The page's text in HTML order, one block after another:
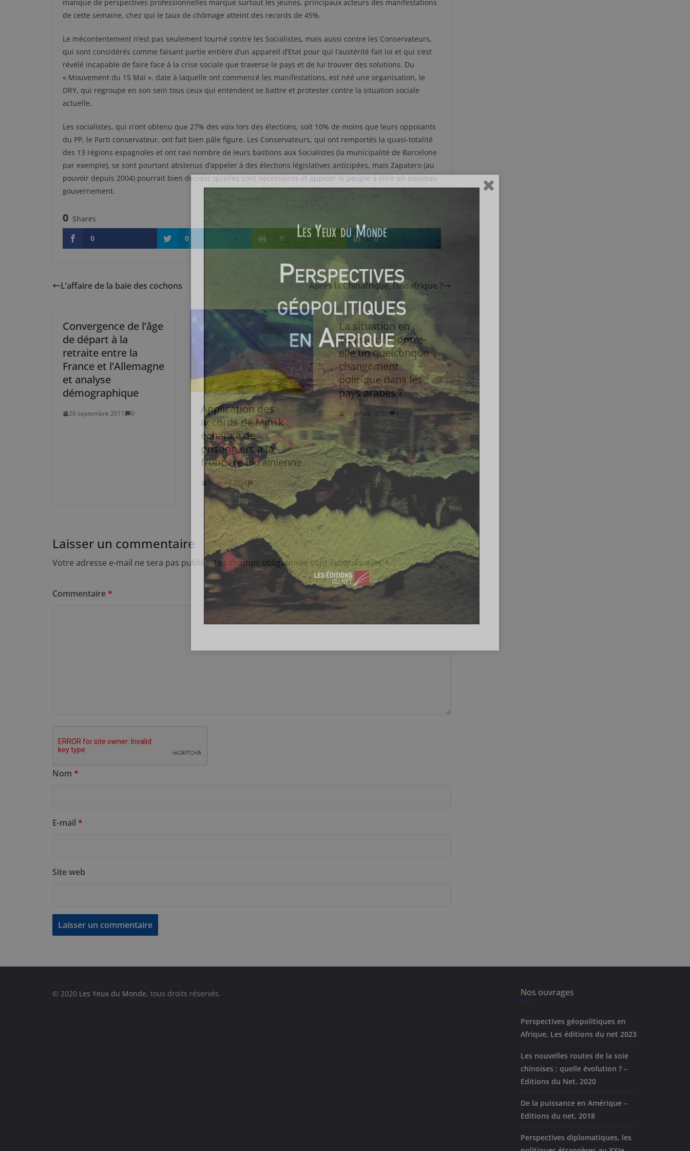
manque de perspectives professionnelles marque surtout les jeunes, principaux acteurs des manifestations
de cette semaine, chez qui le taux de chômage atteint des records de 45%.
Le mécontentement n’est pas seulement tourné contre les Socialistes, mais aussi contre les Conservateurs,
qui sont considérés comme faisant partie entière d’un appareil d’Etat pour qui l’austérité fait loi et qui s’est
révélé incapable de faire face à la crise sociale que traverse le pays et de lui trouver des solutions. Du
« Mouvement du 15 Mai », date à laquelle ont commencé les manifestations, est néé une organisation, le
DRY, qui regroupe en son sein tous ceux qui entendent se battre et protester contre la situation sociale
actuelle.
Les socialistes, qui n’ont obtenu que 27% des voix lors des élections, soit 10% de moins que leurs opposants
du PP, le Parti conservateur, ont fait bien pâle figure. Les Conservateurs, qui ont remportés la quasi-totalité
des 13 régions espagnoles et ont ravi nombre de leurs bastions aux Socialistes (la municipalité de Barcelone
par exemple), se sont pourtant abstenus d’appeler à des élections législatives anticipées, mais Zapatero (au
pouvoir depuis 2004) pourrait bien décider qu’elles sont nécessaires et appeler le peuple à élire un nouveau
gouvernement.
0 Shares
0
0 0 0
L’affaire de la baie des cochons Après la Chinafrique, l’Indafrique ?
Convergence de l’âge
de départ à la
retraite entre la
France et l’Allemagne
et analyse
démographique
26 septembre 2011 0
Application des
accords de Minsk :
échange de
prisonniers à la
frontière ukrainienne
5 janvier 2018 0
La situation en
Tunisie démontre-
elle un quelconque
changement
politique dans les
pays arabes ?
19 janvier 2011 3
Laisser un commentaire
Votre adresse e-mail ne sera pas publiée.Les champs obligatoires sont indiqués avec*
Commentaire*
Nom *
E-mail *
Site web
© 2020 Les Yeux du Monde, tous droits réservés. Nos ouvrages
Perspectives géopolitiques en
Afrique, Les éditions du net 2023
Les nouvelles routes de la soie
chinoises : quelle évolution ? –
Editions du Net, 2020
De la puissance en Amérique –
Editions du net, 2018
Perspectives diplomatiques, les